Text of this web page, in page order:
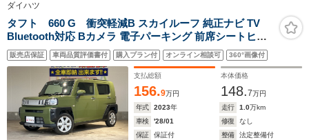
ダイハツ
タフト 660 G 衝突軽減B スカイルーフ 純正ナビ TV
Bluetooth対応 Bカメラ 電子パーキング 前席シートヒー
ター LEDヘッドライト スマートキー プッシュスタート
アイドリングストップ フォグライト 純正アルミホイール
販売店保証 車両品質評価書付 購入プラン付 オンライン相談可 360°画像付
支払総額
156.9万円
本体価格
148.7万円
年式
2023年 走行 1.0万km
車検
'28/01 修復
なし
保証
保証付 整備
法定整備付